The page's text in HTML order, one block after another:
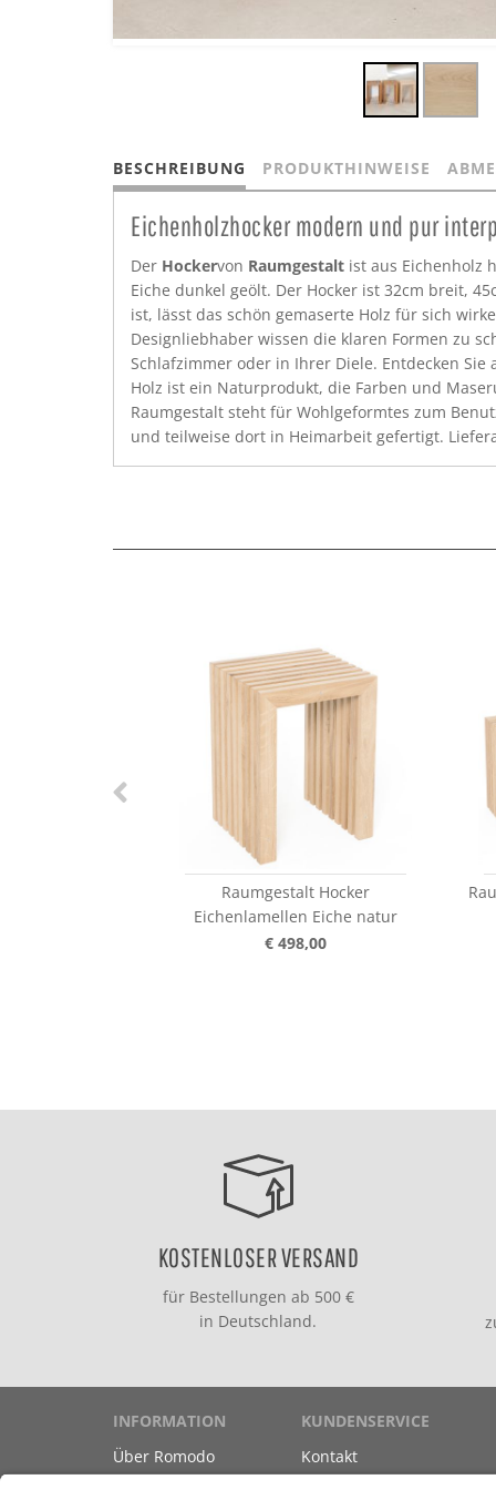
BESCHREIBUNG PRODUKTHINWEISE
Eichenholzhocker modern und pur
Der Hockervon Raumgestalt ist aus Eichenholz
Eiche dunkel geölt. Der Hocker ist 32cm breit,
ist, lässt das schön gemaserte Holz für sich
Designliebhaber wissen die klaren Formen zu
Schlafzimmer oder in Ihrer Diele. Entdecken
Holz ist ein Naturprodukt, die Farben und
Raumgestalt steht für Wohlgeformtes zum
und teilweise dort in Heimarbeit gefertigt.
Raumgestalt Hocker
Eichenlamellen Eiche natur
€ 498,00
KOSTENLOSER VERSAND
für Bestellungen ab 500 €
in Deutschland.
INFORMATION
Über Romodo
KUNDENSERVICE
Kontakt